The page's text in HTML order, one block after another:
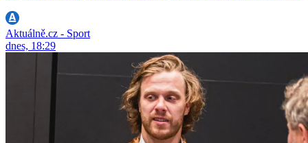
Aktuálně.cz - Sport
dnes, 18:29